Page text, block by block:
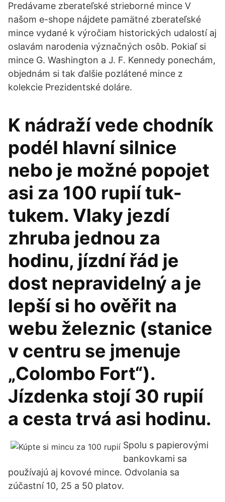
Predávame zberateľské strieborné mince V
našom e-shope nájdete pamätné zberateľské
mince vydané k výročiam historických udalostí aj
oslavám narodenia význačných osôb. Pokiaľ si
mince G. Washington a J. F. Kennedy ponechám,
objednám si tak ďalšie pozlátené mince z
kolekcie Prezidentské doláre.
K nádraží vede chodník
podél hlavní silnice
nebo je možné popojet
asi za 100 rupií tuk-
tukem. Vlaky jezdí
zhruba jednou za
hodinu, jízdní řád je
dost nepravidelný a je
lepší si ho ověřit na
webu železnic (stanice
v centru se jmenuje
„Colombo Fort“).
Jízdenka stojí 30 rupií
a cesta trvá asi hodinu.
Spolu s papierovými
bankovkami sa
používajú aj kovové mince. Odvolania sa
zúčastní 10, 25 a 50 platov.